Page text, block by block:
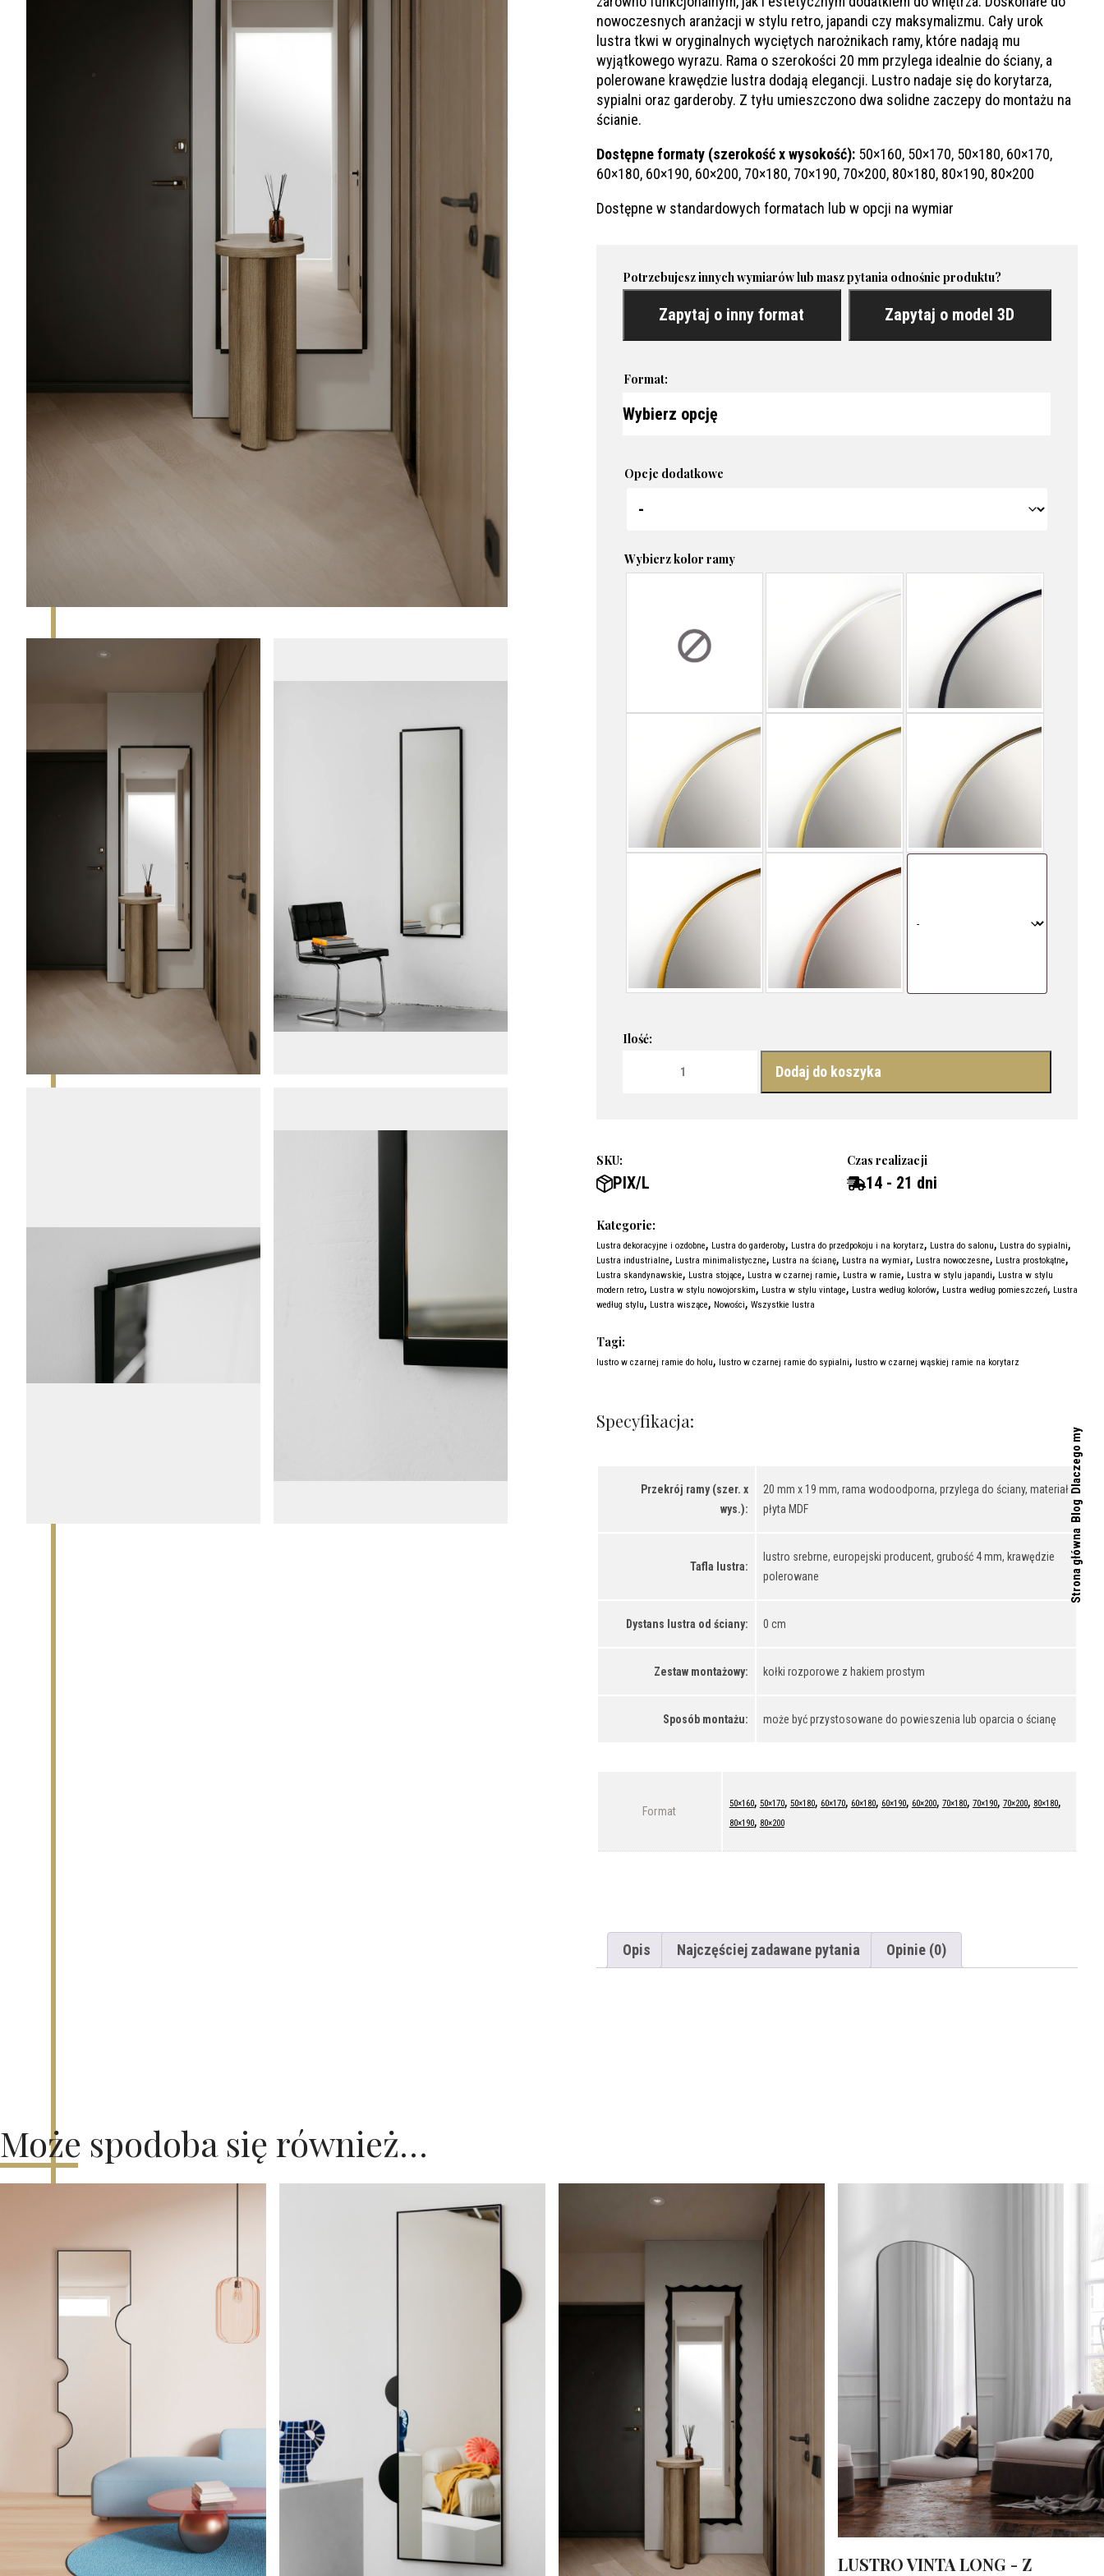
Dlaczego my
Blog
Strona główna
nowoczesnych aranżacji w stylu retro, japandi czy maksymalizmu. Cały urok
lustra tkwi w oryginalnych wyciętych narożnikach ramy, które nadają mu
wyjątkowego wyrazu. Rama o szerokości 20 mm przylega idealnie do ściany, a
polerowane krawędzie lustra dodają elegancji. Lustro nadaje się do korytarza,
sypialni oraz garderoby. Z tyłu umieszczono dwa solidne zaczepy do montażu na
ścianie.
Dostępne formaty (szerokość x wysokość): 50×160, 50×170, 50×180, 60×170,
60×180, 60×190, 60×200, 70×180, 70×190, 70×200, 80×180, 80×190, 80×200
Dostępne w standardowych formatach lub w opcji na wymiar
Potrzebujesz innych wymiarów lub masz pytania odnośnie produktu?
Zapytaj o inny format Zapytaj o model 3D
Format:
Opcje dodatkowe
Wybierz kolor ramy
Dodaj do koszyka
SKU:
PIX/L
Czas realizacji
14 - 21 dni
Kategorie:
Lustra dekoracyjne i ozdobne, Lustra do garderoby, Lustra do przedpokoju i na korytarz, Lustra do salonu, Lustra do sypialni,
Lustra industrialne, Lustra minimalistyczne, Lustra na ścianę, Lustra na wymiar, Lustra nowoczesne, Lustra prostokątne,
Lustra skandynawskie, Lustra stojące, Lustra w czarnej ramie, Lustra w ramie, Lustra w stylu japandi, Lustra w stylu
modern retro, Lustra w stylu nowojorskim, Lustra w stylu vintage, Lustra według kolorów, Lustra według pomieszczeń, Lustra
według stylu, Lustra wiszące, Nowości, Wszystkie lustra
Tagi:
lustro w czarnej ramie do holu, lustro w czarnej ramie do sypialni, lustro w czarnej wąskiej ramie na korytarz
Specyfikacja:
Przekrój ramy (szer. x
wys.):
20 mm x 19 mm, rama wodoodporna, przylega do ściany, materiał
płyta MDF
Tafla lustra:
lustro srebrne, europejski producent, grubość 4 mm, krawędzie
polerowane
Dystans lustra od ściany: 0 cm
Zestaw montażowy: kołki rozporowe z hakiem prostym
Sposób montażu: może być przystosowane do powieszenia lub oparcia o ścianę
Format
50×160, 50×170, 50×180, 60×170, 60×180, 60×190, 60×200, 70×180, 70×190, 70×200, 80×180,
80×190, 80×200
Opis Najczęściej zadawane pytania Opinie (0)
Może spodoba się również…
LUSTRO VINTA LONG - Z